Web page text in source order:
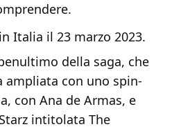
Italia il 23 marzo 2023.
della saga, che
con uno spin-
con Ana de Armas, e
intitolata The